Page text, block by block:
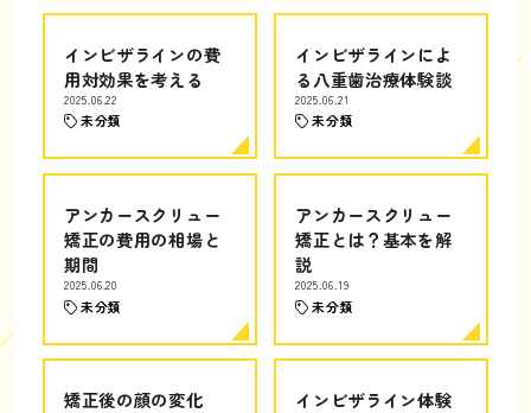
インビザラインの費
用対効果を考える
2025.06.22
未分類
インビザラインによ
る八重歯治療体験談
2025.06.21
未分類
アンカースクリュー
矯正の費用の相場と
期間
2025.06.20
未分類
アンカースクリュー
矯正とは？基本を解
説
2025.06.19
未分類
矯正後の顔の変化
インビザライン体験